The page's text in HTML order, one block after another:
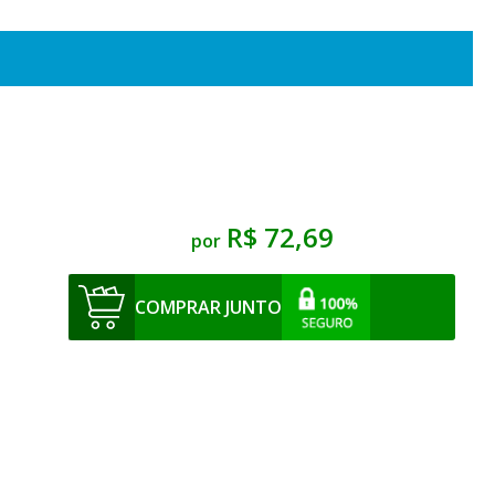
por R$ 72,69
COMPRAR JUNTO